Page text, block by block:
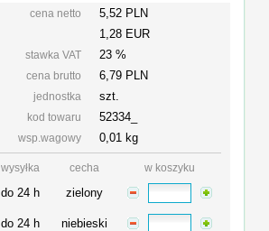
cena netto
5,52 PLN
1,28 EUR
stawka VAT 23 %
cena brutto 6,79 PLN
jednostka szt.
kod towaru 52334_
wsp.wagowy 0,01 kg
wysyłka cecha w koszyku
do 24 h zielony
do 24 h niebieski